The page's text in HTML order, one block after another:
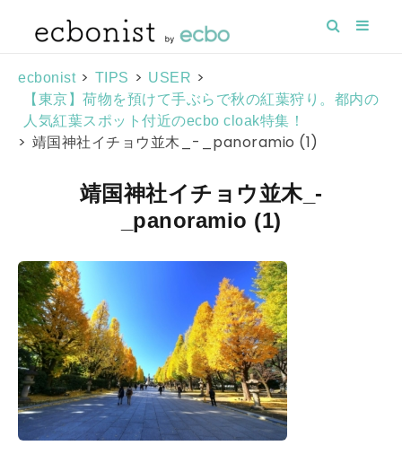
ecbonist > TIPS > USER >
【東京】荷物を預けて手ぶらで秋の紅葉狩り。都内の
人気紅葉スポット付近のecbo cloak特集！
> 靖国神社イチョウ並木_-_panoramio (1)
靖国神社イチョウ並木_-
_panoramio (1)